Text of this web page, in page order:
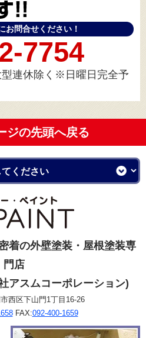
お問合せください！
7754
連休除く※日曜日完全予
ジの先頭へ戻る
着の外壁塗装・屋根塗装専
門店
アスムコーポレーション)
西区下山門1丁目16-26
FAX:092-400-1659